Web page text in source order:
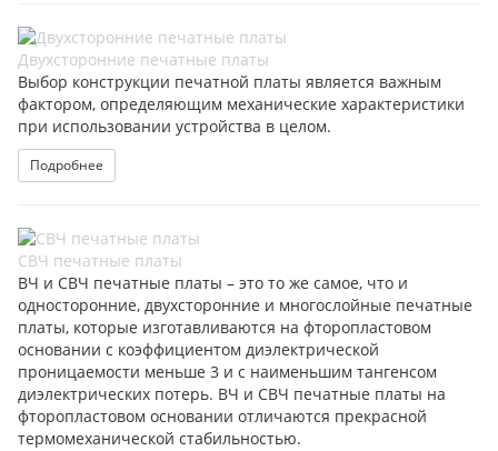
Двухсторонние печатные платы
Выбор конструкции печатной платы является важным
фактором, определяющим механические характеристики
при использовании устройства в целом.
Подробнее
СВЧ печатные платы
ВЧ и СВЧ печатные платы – это то же самое, что и
односторонние, двухсторонние и многослойные печатные
платы, которые изготавливаются на фторопластовом
основании с коэффициентом диэлектрической
проницаемости меньше 3 и с наименьшим тангенсом
диэлектрических потерь. ВЧ и СВЧ печатные платы на
фторопластовом основании отличаются прекрасной
термомеханической стабильностью.